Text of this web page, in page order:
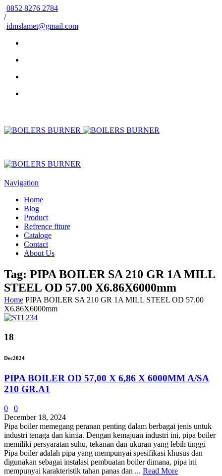
0852 8276 2784
/
idmslamet@gmail.com
Navigation
Home
Blog
Product
Refrence fiture
Cataloge
Contact
About Us
Tag: PIPA BOILER SA 210 GR 1A MILL
STEEL OD 57.00 X6.86X6000mm
Home PIPA BOILER SA 210 GR 1A MILL STEEL OD 57.00
X6.86X6000mm
18
Dec2024
PIPA BOILER OD 57,00 X 6,86 X 6000MM A/SA
210 GR.A1
0
0
December 18, 2024
Pipa boiler memegang peranan penting dalam berbagai jenis untuk
industri tenaga dan kimia. Dengan kemajuan industri ini, pipa boiler
memiliki persyaratan suhu, tekanan dan ukuran yang lebih tinggi
Pipa boiler adalah pipa yang mempunyai spesifikasi khusus dan
digunakan sebagai instalasi pembuatan boiler dimana, pipa ini
mempunyai karakteristik tahan panas dan ... Read More